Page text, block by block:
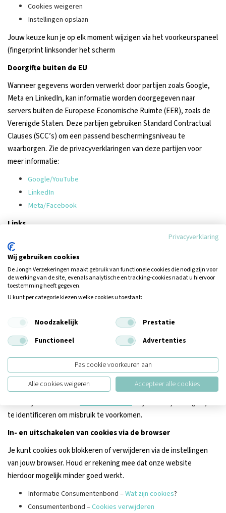
Cookies weigeren
Instellingen opslaan
Jouw keuze kun je op elk moment wijzigen via het voorkeurspaneel
(fingerprint linksonder het scherm
Doorgifte buiten de EU
Wanneer gegevens worden verwerkt door partijen zoals Google,
Meta en LinkedIn, kan informatie worden doorgegeven naar
servers buiten de Europese Economische Ruimte (EER), zoals de
Verenigde Staten. Deze partijen gebruiken Standard Contractual
Clauses (SCC’s) om een passend beschermingsniveau te
waarborgen. Zie de privacyverklaringen van deze partijen voor
meer informatie:
Google/YouTube
LinkedIn
Meta/Facebook
Links
Op onze website tref je links aan naar externe websites. Door op
een link te klikken ga je naar een website buiten de Jongh. Het kan
zijn dat deze externe websites gebruik maken van cookies. Graag
verwijzen wij hiervoor naar de cookie- of privacyverklaring van de
betreffende website.
Je hebt het recht om:
Toestemming voor cookies in te trekken of aan te passen
Inzage te vragen in de gegevens die via cookies zijn
verzameld
Correctie of verwijdering te verzoeken
te identificeren om misbruik te voorkomen.
In- en uitschakelen van cookies via de browser
Je kunt cookies ook blokkeren of verwijderen via de instellingen
van jouw browser. Houd er rekening mee dat onze website
hierdoor mogelijk minder goed werkt.
Informatie Consumentenbond –Wat zijn cookies?
Consumentenbond –Cookies verwijderen
Privacyverklaring
Wij gebruiken cookies
De Jongh Verzekeringen maakt gebruik van functionele cookies die nodig zijn voor
de werking van de site, evenals analytische en tracking‑cookies nadat u hiervoor
toestemming heeft gegeven.
U kunt per categorie kiezen welke cookies u toestaat:
Noodzakelijk
Prestatie
Functioneel
Advertenties
Pas cookie voorkeuren aan
Alle cookies weigeren
Accepteer alle cookies